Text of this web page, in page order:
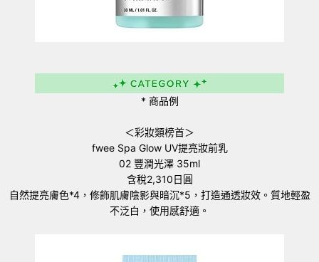
* 商品例
＜彩妝類榜首＞
fwee Spa Glow UV提亮妝前乳
02 豐潤光澤 35ml
含稅2,310日圓
自然提亮膚色*4，修飾肌膚陰影與暗沉*5，打造通透妝效。質地輕盈
不泛白，使用感舒適。